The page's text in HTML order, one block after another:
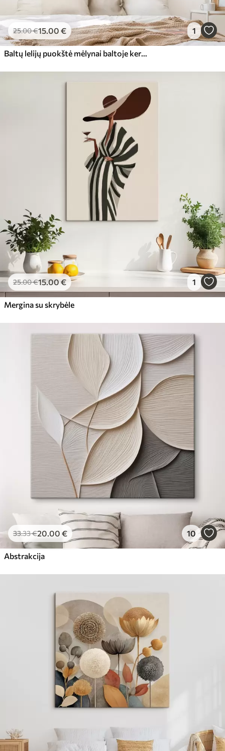
25.00€15.00 € 1
Baltų lelijų puokštė mėlynai baltoje keraminėje vazoje mėlyname fone aliejinė tapyba natiurmortas
25.00€15.00 € 1
Mergina su skrybėle
33.33€20.00 € 10
Abstrakcija